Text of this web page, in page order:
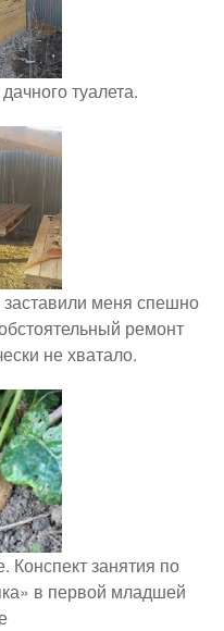
туалета.
меня спешно
ремонт
не хватало.
Конспект занятия по
в первой младшей